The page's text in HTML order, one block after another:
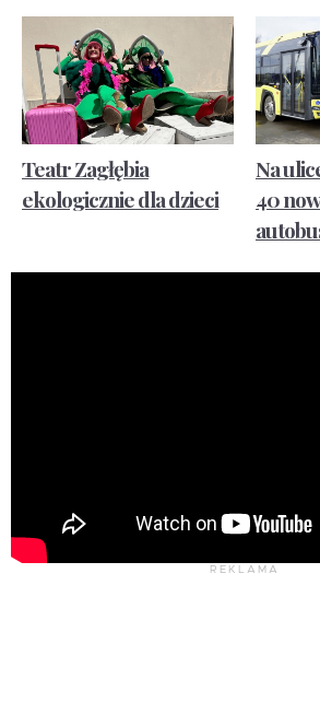
Teatr Zagłębia
ekologicznie dla dzieci
Na
40
REKLAMA